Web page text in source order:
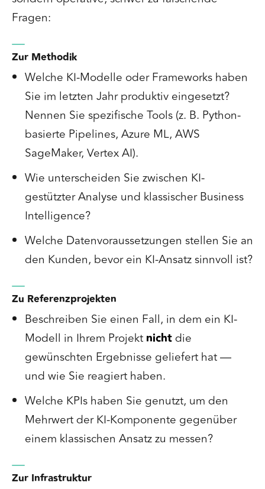
Fragen:
Zur Methodik
Welche KI-Modelle oder Frameworks haben
Sie im letzten Jahr produktiv eingesetzt?
Nennen Sie spezifische Tools (z. B. Python-
basierte Pipelines, Azure ML, AWS
SageMaker, Vertex AI).
Wie unterscheiden Sie zwischen KI-
gestützter Analyse und klassischer Business
Intelligence?
Welche Datenvoraussetzungen stellen Sie an
den Kunden, bevor ein KI-Ansatz sinnvoll ist?
Zu Referenzprojekten
Beschreiben Sie einen Fall, in dem ein KI-
Modell in Ihrem Projekt nichtdie
gewünschten Ergebnisse geliefert hat —
und wie Sie reagiert haben.
Welche KPIs haben Sie genutzt, um den
Mehrwert der KI-Komponente gegenüber
einem klassischen Ansatz zu messen?
Zur Infrastruktur